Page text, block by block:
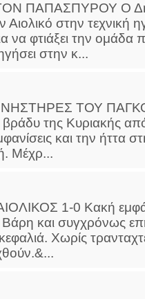
ΠΑΠΑΣΠΥΡΟΥ Ο
Αιολικό στην
να φτιάξει την ομάδα
στην κ...
ΤΟΥ ΠΑΓΚΟΥ
της Κυριακής από
και την ήττα
Μέχρ...
1-0 Κακή
και συγχρόνως
Χωρίς